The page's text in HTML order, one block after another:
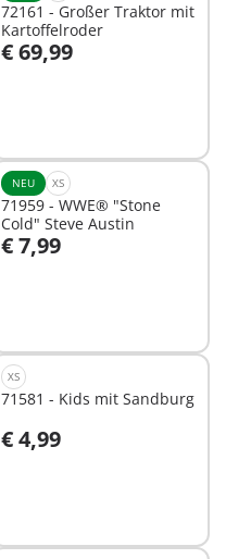
72161 - Großer Traktor mit
Kartoffelroder
€ 69,99
In den Warenkorb
NEU XS
71959 - WWE® "Stone
Cold" Steve Austin
€ 7,99
In den Warenkorb
XS
71581 - Kids mit Sandburg
€ 4,99
In den Warenkorb